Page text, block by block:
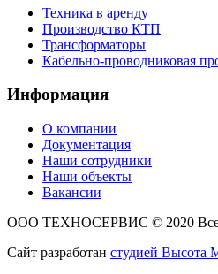
Техника в аренду
Производство КТП
Трансформаторы
Кабельно-проводниковая
Информация
О компании
Документация
Наши сотрудники
Наши объекты
Вакансии
ООО ТЕХНОСЕРВИС © 2020 Все
Сайт разработан студией Высота